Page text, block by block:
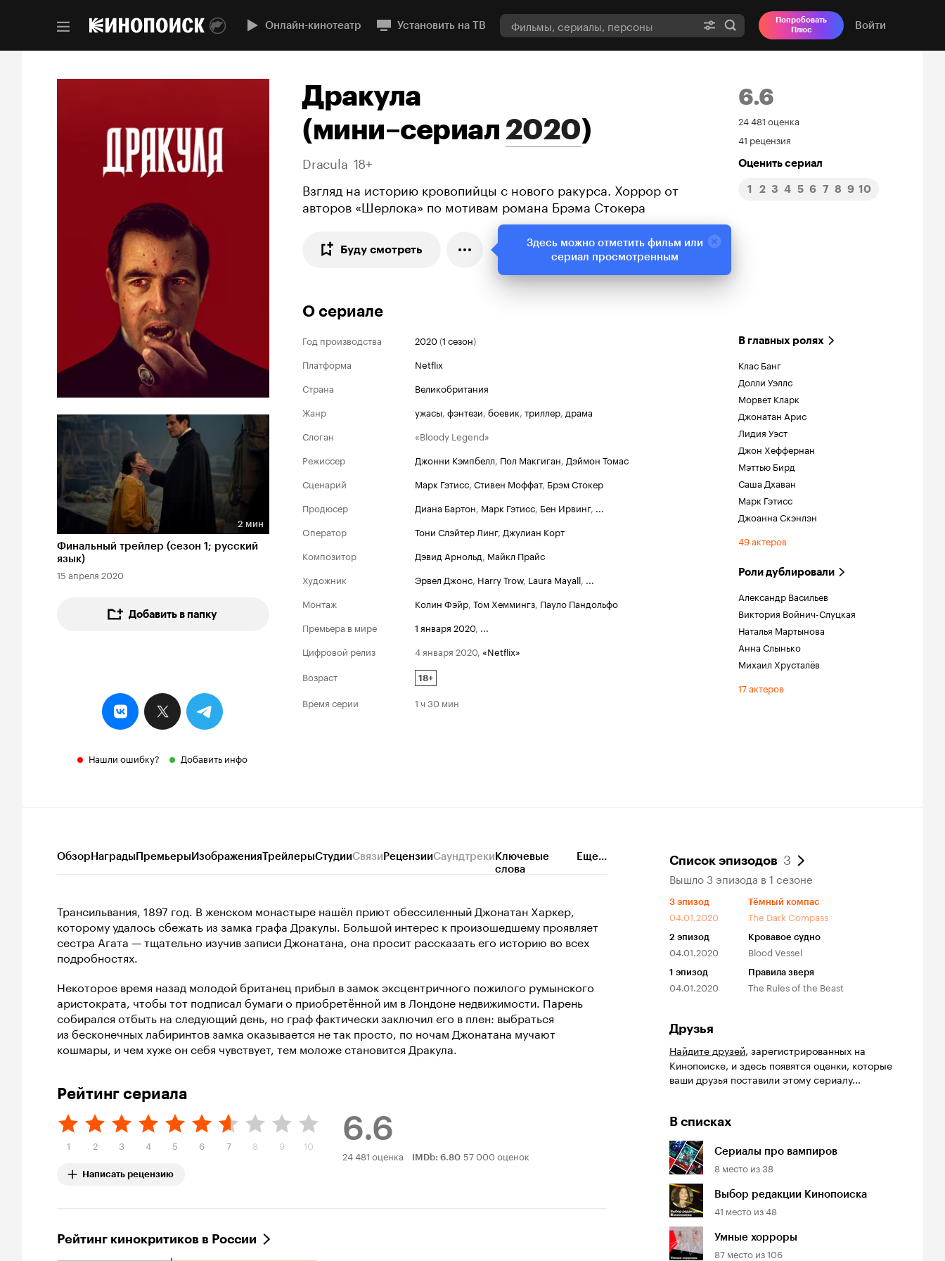
Онлайн-кинотеатр Установить на ТВ
Попробовать
Плюс
Войти
Длительность 2 мин
2 мин
Финальный трейлер (сезон 1; русский
язык)
15 апреля 2020
Добавить в папку
Нашли ошибку? Добавить инфо
Дракула
(мини–сериал2020)
Dracula 18+
Взгляд на историю кровопийцы с нового ракурса. Хоррор от
авторов «Шерлока» по мотивам романа Брэма Стокера
Буду смотреть
6.6
Рейтинг
Кинопоиска
6.6
24 481 оценка
41 рецензия
Оценить сериал
1 2 3 4 5 6 7 8 9 10
О сериале
Год производства 2020(1 сезон)
Платформа
Netflix
Страна
Великобритания
Жанр
ужасы, фэнтези, боевик, триллер, драма
Слоган
«Bloody Legend»
Режиссер
Джонни Кэмпбелл, Пол Макгиган, Дэймон Томас
Сценарий
Марк Гэтисс, Стивен Моффат, Брэм Стокер
Продюсер
Диана Бартон, Марк Гэтисс, Бен Ирвинг, ...
Оператор
Тони Слэйтер Линг, Джулиан Корт
Композитор
Дэвид Арнольд, Майкл Прайс
Художник
Эрвел Джонс, Harry Trow, Laura Mayall, ...
Монтаж
Колин Фэйр, Том Хеммингз, Пауло Пандольфо
Премьера в мире
1 января 2020, ...
Цифровой релиз
4 января 2020, «Netflix»
Возраст
18+
Время серии 1 ч 30 мин
В главных ролях
Клас Банг
Долли Уэллс
Морвет Кларк
Джонатан Арис
Лидия Уэст
Джон Хеффернан
Мэттью Бирд
Саша Дхаван
Марк Гэтисс
Джоанна Скэнлэн
49 актеров
Роли дублировали
Александр Васильев
Виктория Войнич-Слуцкая
Наталья Мартынова
Анна Слынько
Михаил Хрусталёв
17 актеров
ОбзорНаградыПремьерыИзображенияТрейлерыСтудииСвязиРецензииСаундтрекиКлючевые
слова
Еще...
Трансильвания, 1897 год. В женском монастыре нашёл приют обессиленный Джонатан Харкер,
которому удалось сбежать из замка графа Дракулы. Большой интерес к произошедшему проявляет
сестра Агата — тщательно изучив записи Джонатана, она просит рассказать его историю во всех
подробностях.
Некоторое время назад молодой британец прибыл в замок эксцентричного пожилого румынского
аристократа, чтобы тот подписал бумаги о приобретённой им в Лондоне недвижимости. Парень
собирался отбыть на следующий день, но граф фактически заключил его в плен: выбраться
из бесконечных лабиринтов замка оказывается не так просто, по ночам Джонатана мучают
кошмары, и чем хуже он себя чувствует, тем моложе становится Дракула.
Рейтинг сериала
1 2 3 4 5 6 7 8 9 10
Написать рецензию
6.6
Рейтинг
24 481 оценка IMDb: 6.80 57 000 оценок
Рейтинг кинокритиков в России
Список эпизодов 3
Вышло 3 эпизода в 1 сезоне
3 эпизод
04.01.2020
Тёмный компас
The Dark Compass
2 эпизод
04.01.2020
Кровавое судно
Blood Vessel
1 эпизод
04.01.2020
Правила зверя
The Rules of the Beast
Друзья
Найдите друзей, зарегистрированных на
Кинопоиске, и здесь появятся оценки, которые
ваши друзья поставили этому сериалу...
В списках
Сериалы про вампиров
8 место из38
Выбор редакции Кинопоиска
41 место из48
Умные хорроры
87 место из106
Здесь можно отметить фильм или
сериал просмотренным